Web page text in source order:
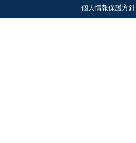
個人情報保護方針